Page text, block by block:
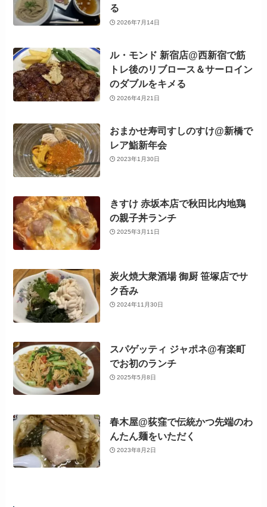
る
2026年7月14日
ル・モンド 新宿店@西新宿で筋
トレ後のリブロース＆サーロイン
のダブルをキメる
2026年4月21日
おまかせ寿司すしのすけ@新橋で
レア鮨新年会
2023年1月30日
きすけ 赤坂本店で秋田比内地鶏
の親子丼ランチ
2025年3月11日
炭火焼大衆酒場 御厨 笹塚店でサ
ク呑み
2024年11月30日
スパゲッティ ジャポネ@有楽町
でお初のランチ
2025年5月8日
春木屋@荻窪で伝統かつ先端のわ
んたん麺をいただく
2023年8月2日